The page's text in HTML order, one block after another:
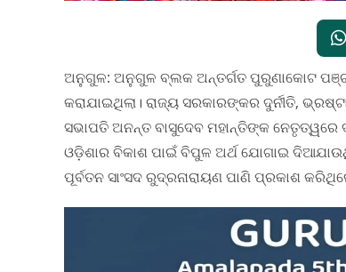
ଅନୁଗୁଳ: ଅନୁଗୁଳ ବ୍ଲକ ଅନ୍ତର୍ଗତ ପୁରୁଣାକୋଟ
କରାଯାଇଥିଲା। ରାଜ୍ୟ ସରକାରଙ୍କର ଦୁର୍ନୀତି,
ସଭାପତି ଅନନ୍ତ ବାସୁଦେବ ମହାନ୍ତିଙ୍କ
ଓଡ଼ିଶାର ବିକାଶ ପାଇଁ ବିପୁଳ ଅର୍ଥ ଯୋଗାଇ
ପୂର୍ବତନ ସାଂସଦ ରୁଦ୍ରନାରାୟଣ ପାଣି ପ୍ରକାଶ